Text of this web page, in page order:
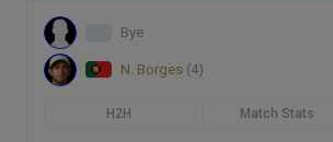
Bye
N. Borges (4)
H2H Match Stats